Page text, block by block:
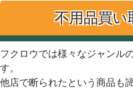
不用品買い
フクロウでは様々なジャンル
す。
他店で断られたという商品も